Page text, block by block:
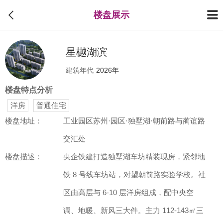
楼盘展示
星樾湖滨
建筑年代 2026年
楼盘特点分析
洋房
普通住宅
楼盘地址：
工业园区苏州·园区·独墅湖·朝前路与蔺谊路
交汇处
楼盘描述： 央企铁建打造独墅湖车坊精装现房，紧邻地
铁 8 号线车坊站，对望朝前路实验学校。社
区由高层与 6-10 层洋房组成，配中央空
调、地暖、新风三大件。主力 112-143㎡三